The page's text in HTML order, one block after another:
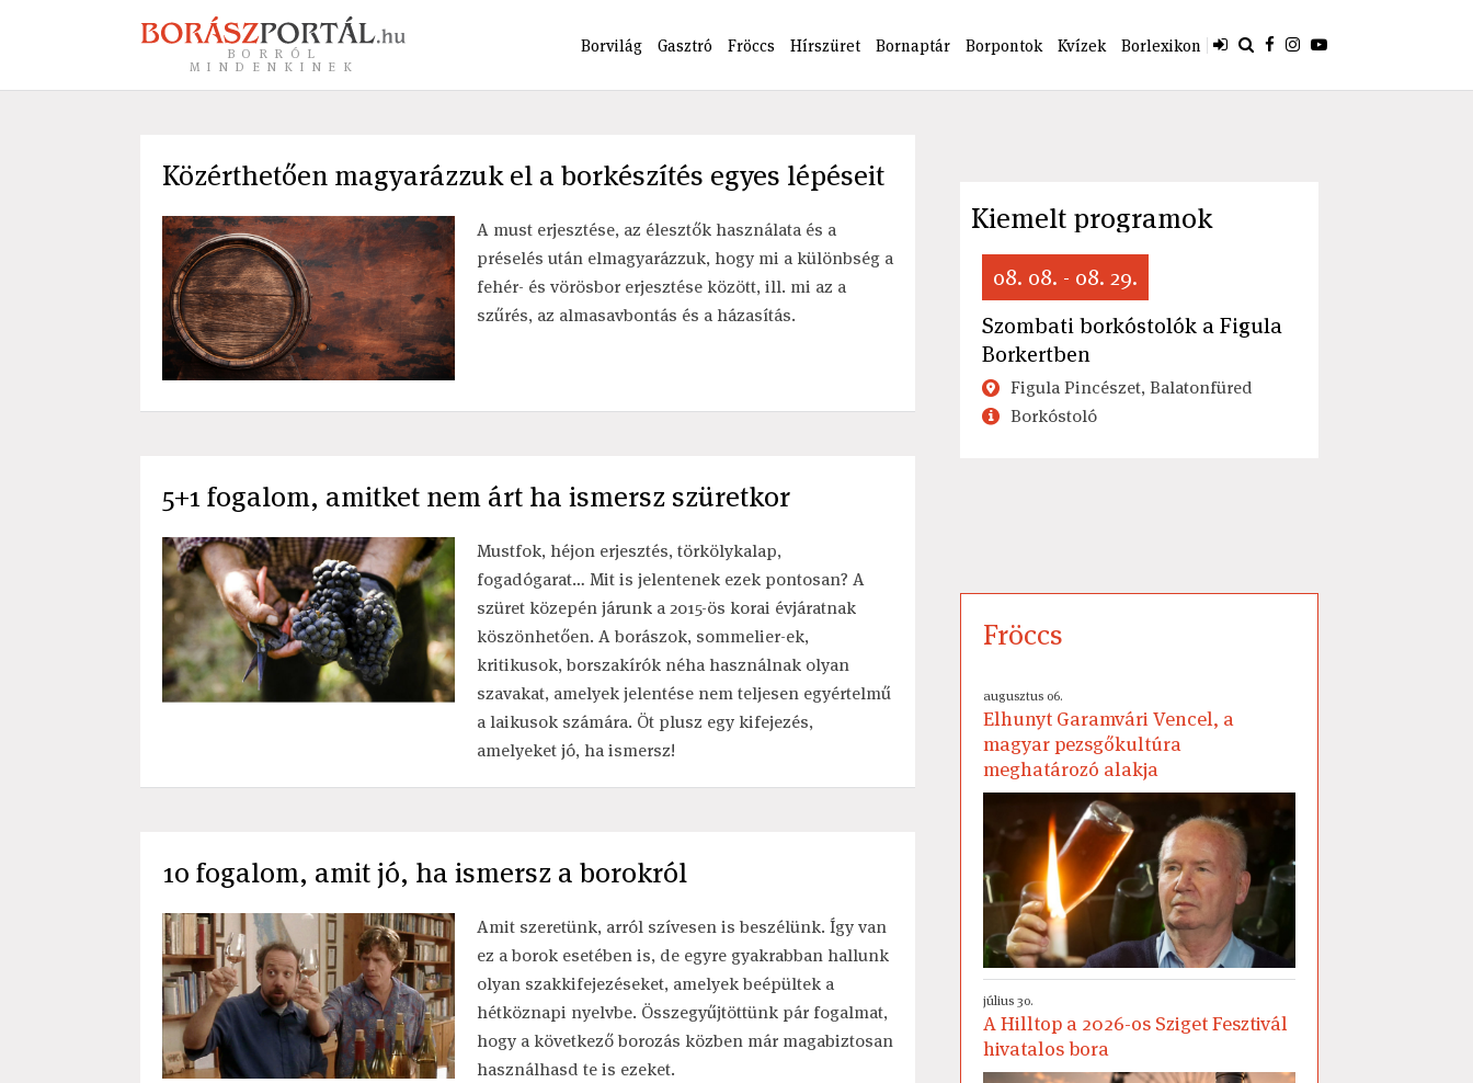
BORRÓL
MINDENKINEK
Borvilág Gasztró Fröccs Hírszüret Bornaptár Borpontok Kvízek Borlexikon
Közérthetően magyarázzuk el a borkészítés egyes lépéseit
A must erjesztése, az élesztők használata és a
préselés után elmagyarázzuk, hogy mi a különbség a
fehér- és vörösbor erjesztése között, ill. mi az a
szűrés, az almasavbontás és a házasítás.
5+1 fogalom, amitket nem árt ha ismersz szüretkor
Mustfok, héjon erjesztés, törkölykalap,
fogadógarat… Mit is jelentenek ezek pontosan? A
szüret közepén járunk a 2015-ös korai évjáratnak
köszönhetően. A borászok, sommelier-ek,
kritikusok, borszakírók néha használnak olyan
szavakat, amelyek jelentése nem teljesen egyértelmű
a laikusok számára. Öt plusz egy kifejezés,
amelyeket jó, ha ismersz!
10 fogalom, amit jó, ha ismersz a borokról
Amit szeretünk, arról szívesen is beszélünk. Így van
ez a borok esetében is, de egyre gyakrabban hallunk
olyan szakkifejezéseket, amelyek beépültek a
hétköznapi nyelvbe. Összegyűjtöttünk pár fogalmat,
hogy a következő borozás közben már magabiztosan
használhasd te is ezeket.
Kiemelt programok
08. 08. - 08. 29.
Szombati borkóstolók a Figula
Borkertben
Figula Pincészet, Balatonfüred
Borkóstoló
Fröccs
augusztus 06.
Elhunyt Garamvári Vencel, a
magyar pezsgőkultúra
meghatározó alakja
július 30.
A Hilltop a 2026-os Sziget Fesztivál
hivatalos bora